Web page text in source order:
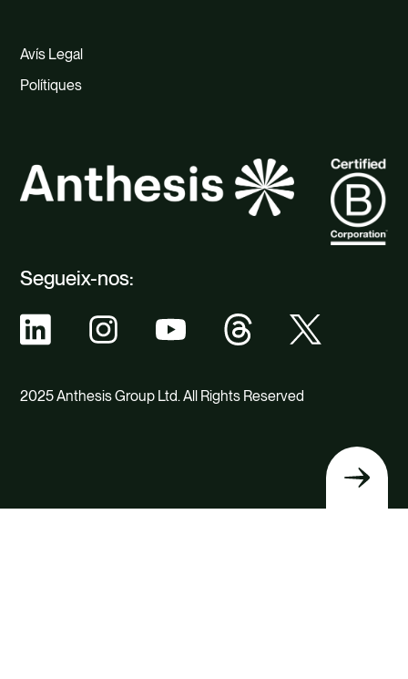
Segueix-nos:
2025 Anthesis Group Ltd. All Rights Reserved
Avís Legal
Polítiques
Tornar